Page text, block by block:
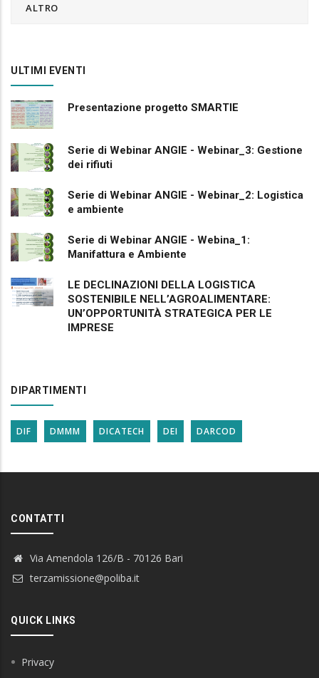
ALTRO
ULTIMI EVENTI
Presentazione progetto SMARTIE
Serie di Webinar ANGIE - Webinar_3: Gestione
dei rifiuti
Serie di Webinar ANGIE - Webinar_2: Logistica
e ambiente
Serie di Webinar ANGIE - Webina_1:
Manifattura e Ambiente
LE DECLINAZIONI DELLA LOGISTICA
SOSTENIBILE NELL’AGROALIMENTARE:
UN’OPPORTUNITÀ STRATEGICA PER LE
IMPRESE
DIPARTIMENTI
DIF DMMM DICATECH DEI DARCOD
CONTATTI
Via Amendola 126/B - 70126 Bari
terzamissione@poliba.it
QUICK LINKS
Privacy